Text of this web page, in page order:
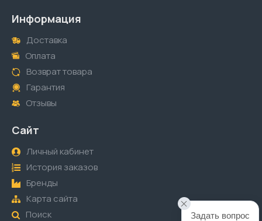
Информация
Доставка
Оплата
Возврат товара
Гарантия
Отзывы
Сайт
Личный кабинет
История заказов
Бренды
Карта сайта
Поиск
Задать вопрос